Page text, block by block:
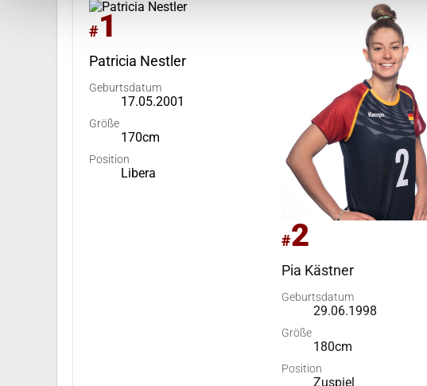
#1
Patricia Nestler
Geburtsdatum
17.05.2001
Größe
170cm
Position
Libera
#2
Pia Kästner
Geburtsdatum
29.06.1998
Größe
180cm
Position
Zuspiel